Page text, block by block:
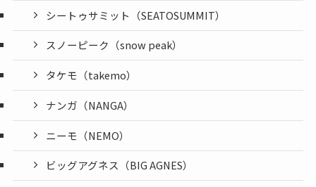
シートゥサミット（SEATOSUMMIT）
スノーピーク（snow peak）
タケモ（takemo）
ナンガ（NANGA）
ニーモ（NEMO）
ビッグアグネス（BIG AGNES）